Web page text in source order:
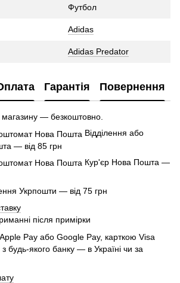
Футбол
Adidas
Adidas Predator
Гарантія Повернення
— безкоштовно.
Відділення або
— від 85 грн
Кур'єр Нова Пошта —
Укрпошти — від 75 грн
після примірки
Pay або Google Pay, карткою Visa
будь-якого банку — в Україні чи за